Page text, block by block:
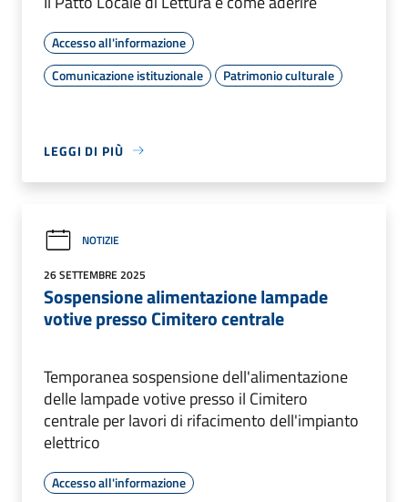
Accesso all'informazione
Comunicazione istituzionale
Patrimonio culturale
LEGGI DI PIÙ
NOTIZIE
26 SETTEMBRE 2025
Sospensione alimentazione lampade
votive presso Cimitero centrale
Temporanea sospensione dell'alimentazione
delle lampade votive presso il Cimitero
centrale per lavori di rifacimento dell'impianto
elettrico
Accesso all'informazione